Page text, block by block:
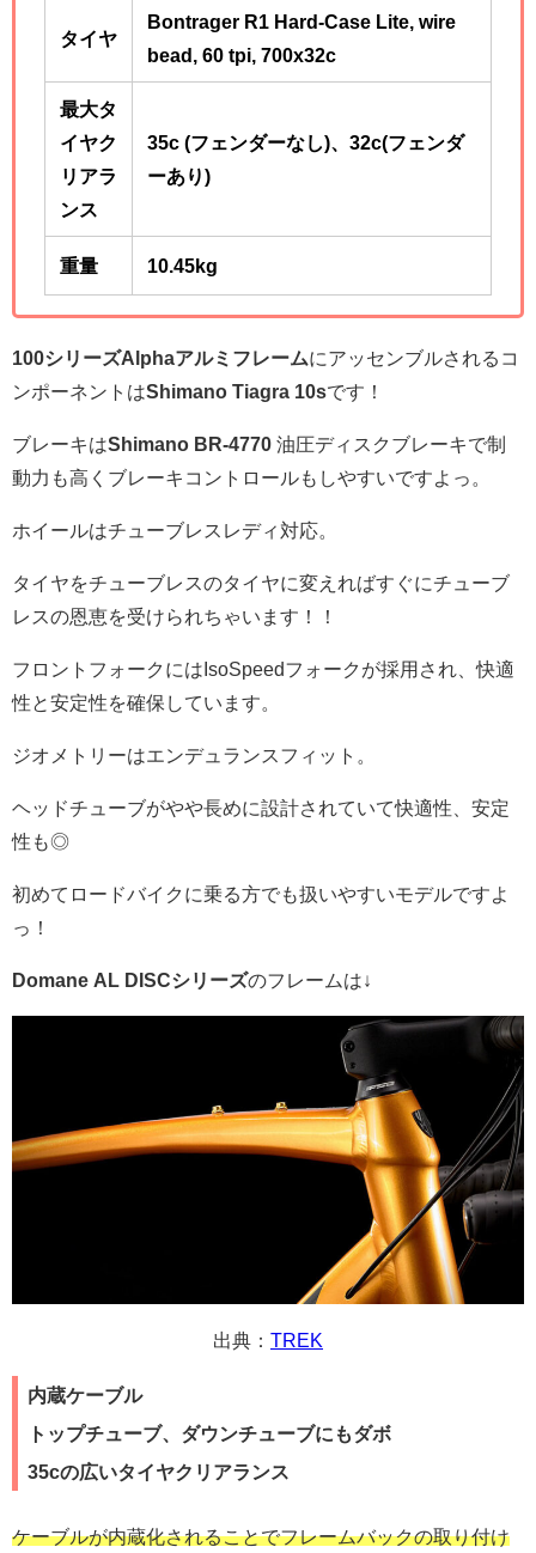
タイヤ
Bontrager R1 Hard-Case Lite, wire
bead, 60 tpi, 700x32c
最大タ
イヤク
リアラ
ンス
35c (フェンダーなし)、32c(フェンダ
ーあり)
重量 10.45kg
100シリーズAlphaアルミフレームにアッセンブルされるコ
ンポーネントはShimano Tiagra 10sです！
ブレーキはShimano BR-4770 油圧ディスクブレーキで制
動力も高くブレーキコントロールもしやすいですよっ。
ホイールはチューブレスレディ対応。
タイヤをチューブレスのタイヤに変えればすぐにチューブ
レスの恩恵を受けられちゃいます！！
フロントフォークにはIsoSpeedフォークが採用され、快適
性と安定性を確保しています。
ジオメトリーはエンデュランスフィット。
ヘッドチューブがやや長めに設計されていて快適性、安定
性も◎
初めてロードバイクに乗る方でも扱いやすいモデルですよ
っ！
Domane AL DISCシリーズのフレームは↓
出典： TREK
内蔵ケーブル
トップチューブ、ダウンチューブにもダボ
35cの広いタイヤクリアランス
ケーブルが内蔵化されることでフレームバックの取り付け